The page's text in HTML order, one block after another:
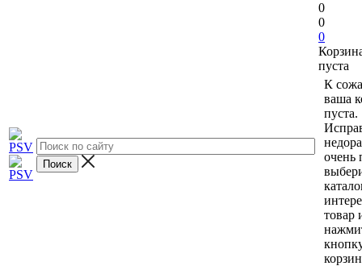
0
0
0
пуста
К
ваша
пуста.
очень
товар